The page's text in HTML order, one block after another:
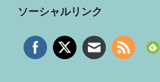
ソーシャルリンク